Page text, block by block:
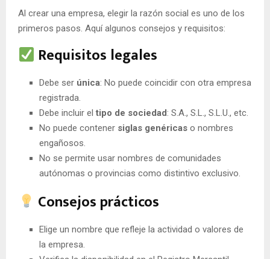
Al crear una empresa, elegir la razón social es uno de los
primeros pasos. Aquí algunos consejos y requisitos:
Requisitos legales
Debe ser única: No puede coincidir con otra empresa
registrada.
Debe incluir el tipo de sociedad: S.A., S.L., S.L.U., etc.
No puede contener siglas genéricas o nombres
engañosos.
No se permite usar nombres de comunidades
autónomas o provincias como distintivo exclusivo.
Consejos prácticos
Elige un nombre que refleje la actividad o valores de
la empresa.